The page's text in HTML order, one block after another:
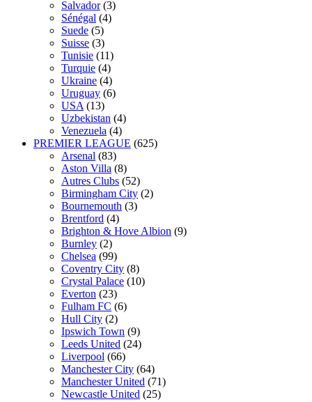
Salvador (3)
Sénégal (4)
Suede (5)
Suisse (3)
Tunisie (11)
Turquie (4)
Ukraine (4)
Uruguay (6)
USA (13)
Uzbekistan (4)
Venezuela (4)
PREMIER LEAGUE (625)
Arsenal (83)
Aston Villa (8)
Autres Clubs (52)
Birmingham City (2)
Bournemouth (3)
Brentford (4)
Brighton & Hove Albion (9)
Burnley (2)
Chelsea (99)
Coventry City (8)
Crystal Palace (10)
Everton (23)
Fulham FC (6)
Hull City (2)
Ipswich Town (9)
Leeds United (24)
Liverpool (66)
Manchester City (64)
Manchester United (71)
Newcastle United (25)